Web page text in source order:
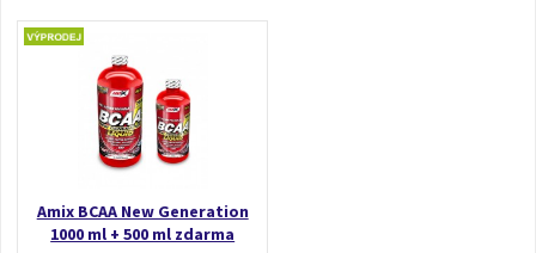
Amix BCAA New Generation
1000 ml + 500 ml zdarma